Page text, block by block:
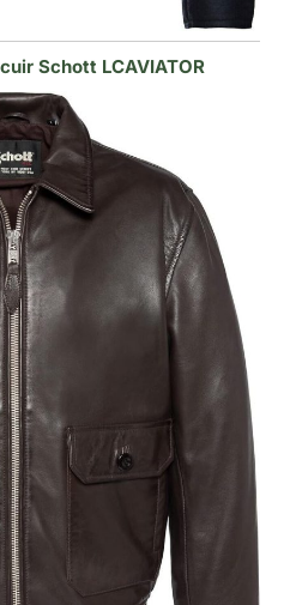
Schott LCAVIATOR